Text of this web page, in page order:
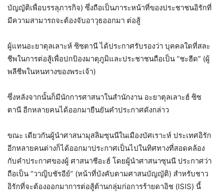
บัญญัติเพื่อบรรลุภารกิจ) ซึ่งถือเป็นภาระหน้าที่ของประชาชนอิรักที่
มีความสามารถจะต้องจับอาวุธออกมา ต่อสู้
ผู้แทนอะยาตุลเลาะห์ ซิซตานี ได้ประกาศรับรองว่า บุคคลใดที่สละ
ชีพในการต่อสู้เพื่อปกป้องมาตุภูมิและประชาชนถือเป็น “ชะฮีด” (ผู้
พลีชีพในหนทางของพระเจ้า)
ซึ่งหลังจากนั้นก็มีนักการศาสนาในสำนักงาน อะยาตุลเลาะฮ์ ซิซ
ตานี อีกหลายคนได้ออกมายืนยันคำประกาศดังกล่าว
ขณะ เดียวกันผู้นำศาสนามุสลิมซุนนีในเมืองบัศเราะห์ ประเทศอิรัก
อีกหลายคนต่างก็ได้ออกมาประกาศเป็นไปในทิศทางที่สอดคล้อง
กับคำประกาศของผู้ ศาสนาชีอะฮ์ โดยผู้นำศาสนาซุนนี ประกาศว่า
ถือเป็น “วาญิบชัรอีย์” (หน้าที่บังคับตามศาสนบัญญัติ) สำหรับชาว
อิรักที่จะต้องออกมาการต่อสู้ต้านกลุ่มก่อการร้ายดาอิช (ISIS) นี้